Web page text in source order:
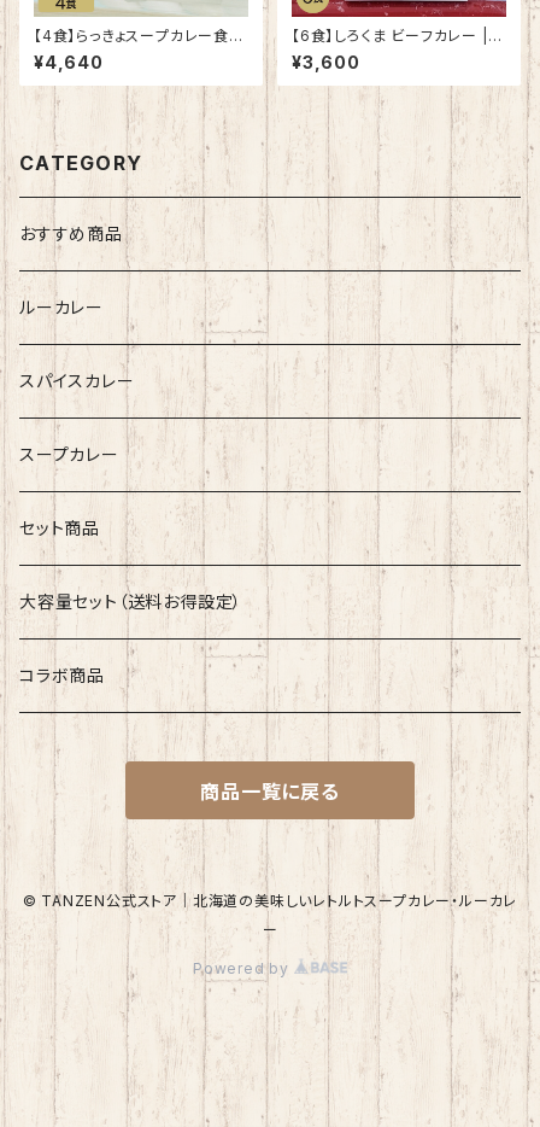
【4食】らっきょスープカレー食べ
比べセット（チキン＆牛スジ）各2
個セット | 鶏肉 牛すじ お取り寄
せ ご当地カレー
¥4,640
【6食】しろくま ビーフカレー |
北海道産 野菜 十勝産 牛肉 お
取り寄せ ご当地カレー ルーカ
レー
¥3,600
CATEGORY
おすすめ商品
ルーカレー
スパイスカレー
スープカレー
セット商品
大容量セット（送料お得設定）
コラボ商品
商品一覧に戻る
© TANZEN公式ストア｜北海道の美味しいレトルトスープカレー・ルーカレ
ー
Powered by